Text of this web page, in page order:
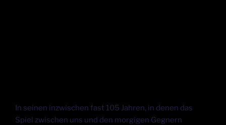
In seinen inzwischen fast 105 Jahren, in denen das
Spiel zwischen uns und den morgigen Gegnern